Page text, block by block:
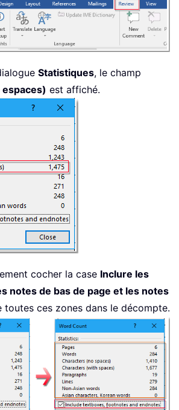
Statistiques, le champ
est affiché.
cocher la case Inclure les
notes de bas de page et les notes
toutes ces zones dans le décompte.